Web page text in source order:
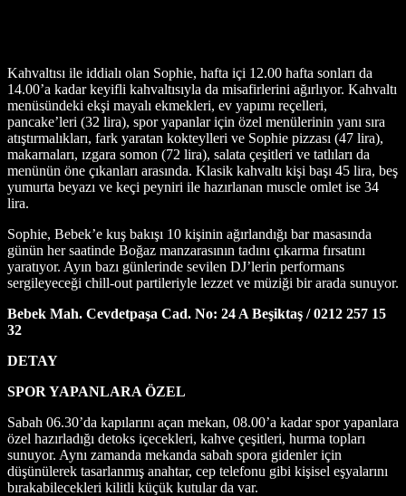
Kahvaltısı ile iddialı olan Sophie, hafta içi 12.00 hafta sonları da
14.00’a kadar keyifli kahvaltısıyla da misafirlerini ağırlıyor. Kahvaltı
menüsündeki ekşi mayalı ekmekleri, ev yapımı reçelleri,
pancake’leri (32 lira), spor yapanlar için özel menülerinin yanı sıra
atıştırmalıkları, fark yaratan kokteylleri ve Sophie pizzası (47 lira),
makarnaları, ızgara somon (72 lira), salata çeşitleri ve tatlıları da
menünün öne çıkanları arasında. Klasik kahvaltı kişi başı 45 lira, beş
yumurta beyazı ve keçi peyniri ile hazırlanan muscle omlet ise 34
lira.
Sophie, Bebek’e kuş bakışı 10 kişinin ağırlandığı bar masasında
günün her saatinde Boğaz manzarasının tadını çıkarma fırsatını
yaratıyor. Ayın bazı günlerinde sevilen DJ’lerin performans
sergileyeceği chill-out partileriyle lezzet ve müziği bir arada sunuyor.
Bebek Mah. Cevdetpaşa Cad. No: 24 A Beşiktaş / 0212 257 15
32
DETAY
SPOR YAPANLARA ÖZEL
Sabah 06.30’da kapılarını açan mekan, 08.00’a kadar spor yapanlara
özel hazırladığı detoks içecekleri, kahve çeşitleri, hurma topları
sunuyor. Aynı zamanda mekanda sabah spora gidenler için
düşünülerek tasarlanmış anahtar, cep telefonu gibi kişisel eşyalarını
bırakabilecekleri kilitli küçük kutular da var.